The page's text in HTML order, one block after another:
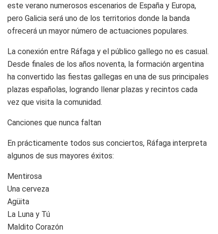
este verano numerosos escenarios de España y Europa,
pero Galicia será uno de los territorios donde la banda
ofrecerá un mayor número de actuaciones populares.
La conexión entre Ráfaga y el público gallego no es casual.
Desde finales de los años noventa, la formación argentina
ha convertido las fiestas gallegas en una de sus principales
plazas españolas, logrando llenar plazas y recintos cada
vez que visita la comunidad.
Canciones que nunca faltan
En prácticamente todos sus conciertos, Ráfaga interpreta
algunos de sus mayores éxitos:
Mentirosa
Una cerveza
Agüita
La Luna y Tú
Maldito Corazón